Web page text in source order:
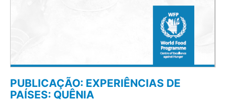
PUBLICAÇÃO: EXPERIÊNCIAS DE
PAÍSES: QUÊNIA